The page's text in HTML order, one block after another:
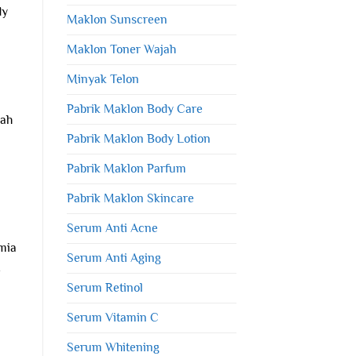
Maklon Sunscreen
Maklon Toner Wajah
Minyak Telon
Pabrik Maklon Body Care
Pabrik Maklon Body Lotion
Pabrik Maklon Parfum
Pabrik Maklon Skincare
Serum Anti Acne
Serum Anti Aging
Serum Retinol
Serum Vitamin C
Serum Whitening